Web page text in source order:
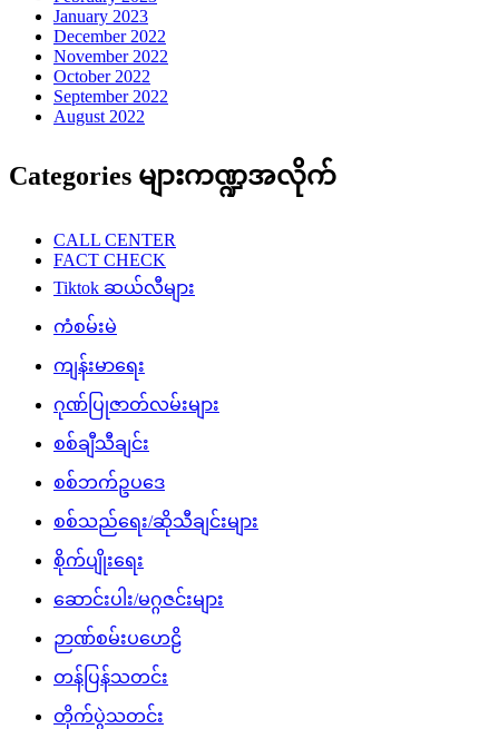
January 2023
December 2022
November 2022
October 2022
September 2022
August 2022
Categories များကဏ္ဍအလိုက်
CALL CENTER
FACT CHECK
Tiktok ဆယ်လီများ
ကံစမ်းမဲ
ကျန်းမာရေး
ဂုဏ်ပြုဇာတ်လမ်းများ
စစ်ချီသီချင်း
စစ်ဘက်ဥပဒေ
စစ်သည်ရေး/ဆိုသီချင်းများ
စိုက်ပျိုးရေး
ဆောင်းပါး/မဂ္ဂဇင်းများ
ဉာဏ်စမ်းပဟေဠိ
တန်ပြန်သတင်း
တိုက်ပွဲသတင်း